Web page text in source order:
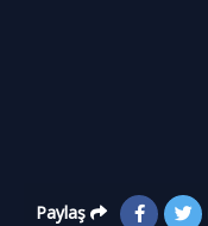
Paylaş